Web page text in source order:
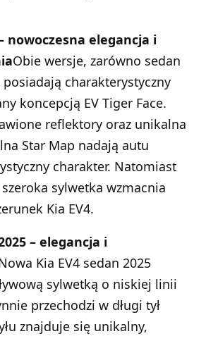
nowoczesna elegancja i
Obie wersje, zarówno sedan
charakterystyczny
koncepcją EV Tiger Face.
reflektory oraz unikalna
Star Map nadają autu
charakter. Natomiast
sylwetka wzmacnia
Kia EV4.
– elegancja i
Kia EV4 sedan 2025
sylwetką o niskiej linii
przechodzi w długi tył
znajduje się unikalny,